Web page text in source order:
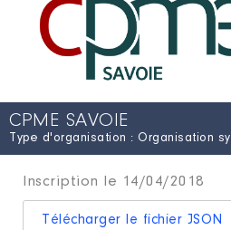
CPME SAVOIE
Type d'organisation : Organisation
Inscription le 14/04/2018
Télécharger le fichier JSON